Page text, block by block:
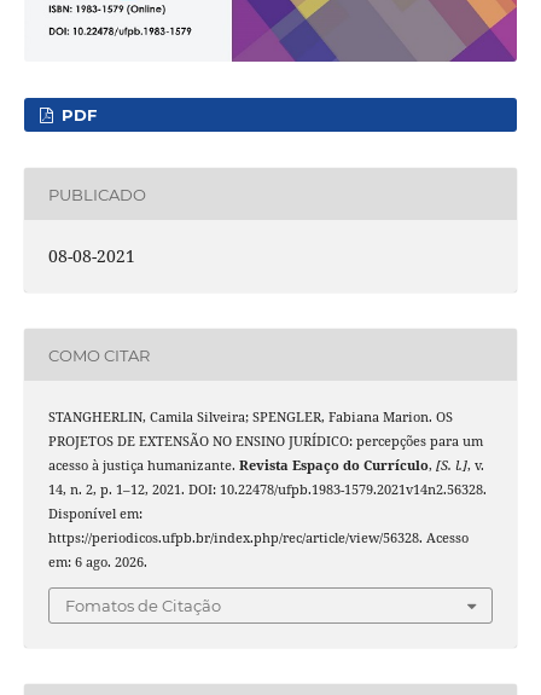
PDF
PUBLICADO
08-08-2021
COMO CITAR
STANGHERLIN, Camila Silveira; SPENGLER, Fabiana Marion. OS
PROJETOS DE EXTENSÃO NO ENSINO JURÍDICO: percepções para um
acesso à justiça humanizante. Revista Espaço do Currículo, [S. l.], v.
14, n. 2, p. 1–12, 2021. DOI: 10.22478/ufpb.1983-1579.2021v14n2.56328.
Disponível em:
https://periodicos.ufpb.br/index.php/rec/article/view/56328. Acesso
em: 6 ago. 2026.
Fomatos de Citação